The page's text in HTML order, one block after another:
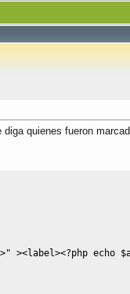
quienes fueron
" ><label><?php echo